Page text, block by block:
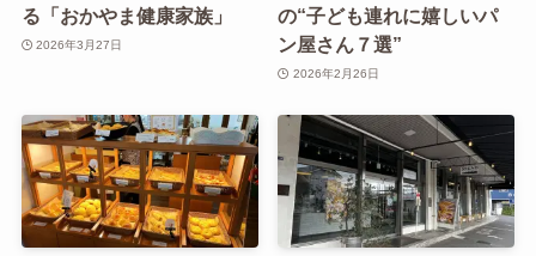
る「おかやま健康家族」
2026年3月27日
の“子ども連れに嬉しいパ
ン屋さん７選”
2026年2月26日